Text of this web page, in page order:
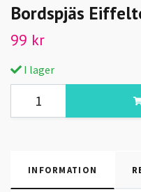
Bordspjäs
99 kr
I lager
INFORMATION